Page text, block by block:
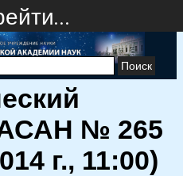
№ 265
г., 11:00)